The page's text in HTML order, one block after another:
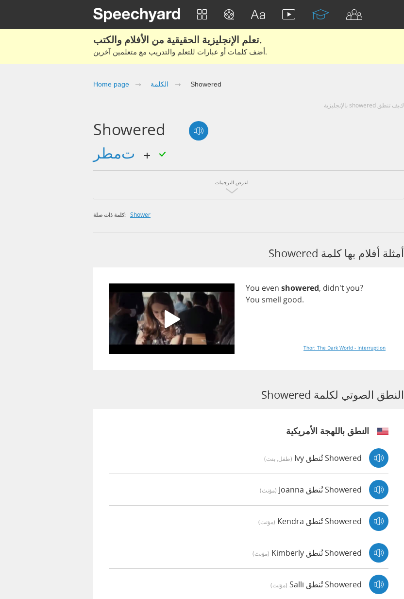
تعلم الإنجليزية الحقيقية من الأفلام والكتب.
أضف كلمات أو عبارات للتعلم والتدريب مع متعلمين آخرين.
Home page الكلمة Showered
كيف تنطق showered بالإنجليزية
Showered
اعرض الترجمات
كلمة ذات صلة: Shower
أمثلة أفلام بها كلمة Showered
You even showered, didn'tyou?
You smell good.
Thor: The Dark World - Interruption
النطق الصوتي لكلمة Showered
النطق باللهجة الأمريكية
Showered تُنطق Ivy (طفل, بنت)
Showered تُنطق Joanna (مؤنث)
Showered تُنطق Kendra (مؤنث)
Showered تُنطق Kimberly (مؤنث)
Showered تُنطق Salli (مؤنث)